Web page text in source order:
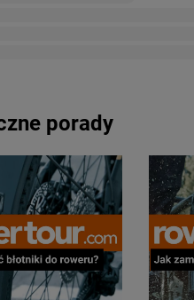
porady